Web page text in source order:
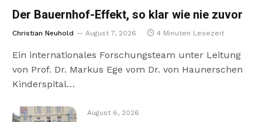
Der Bauernhof-Effekt, so klar wie nie zuvor
Christian Neuhold August 7, 2026 4 Minuten Lesezeit
Ein internationales Forschungsteam unter Leitung
von Prof. Dr. Markus Ege vom Dr. von Haunerschen
Kinderspital…
August 6, 2026